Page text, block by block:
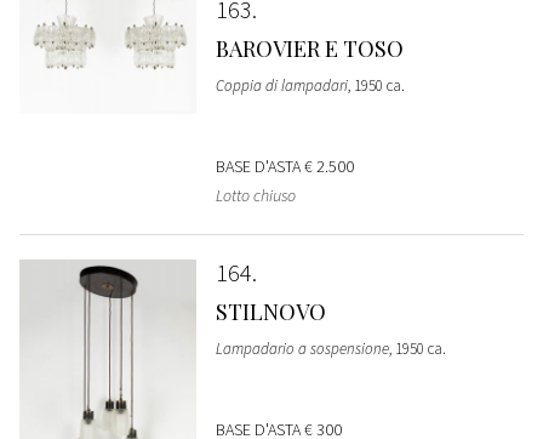
163
BAROVIER E TOSO
Coppia di lampadari, 1950 ca.
BASE D'ASTA€ 2.500
Lotto chiuso
164
STILNOVO
Lampadario a sospensione, 1950 ca.
BASE D'ASTA€ 300